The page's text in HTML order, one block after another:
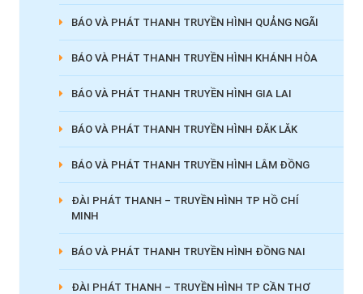
BÁO VÀ PHÁT THANH TRUYỀN HÌNH QUẢNG NGÃI
BÁO VÀ PHÁT THANH TRUYỀN HÌNH KHÁNH HÒA
BÁO VÀ PHÁT THANH TRUYỀN HÌNH GIA LAI
BÁO VÀ PHÁT THANH TRUYỀN HÌNH ĐĂK LĂK
BÁO VÀ PHÁT THANH TRUYỀN HÌNH LÂM ĐỒNG
ĐÀI PHÁT THANH – TRUYỀN HÌNH TP HỒ CHÍ
MINH
BÁO VÀ PHÁT THANH TRUYỀN HÌNH ĐỒNG NAI
ĐÀI PHÁT THANH – TRUYỀN HÌNH TP CẦN THƠ